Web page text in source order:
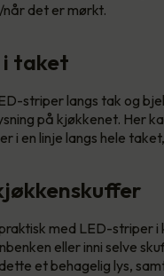
når det er mørkt.
taket
striper langs tak og
på kjøkkenet. Her
i en linje langs hele
med LED-striper
eller inni selve
et behagelig lys,